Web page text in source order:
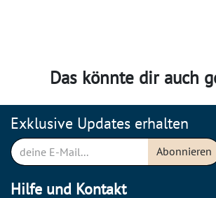
Das könnte dir auch
Hilfe und Kontakt
Exklusive Updates erhalten
Abonnieren